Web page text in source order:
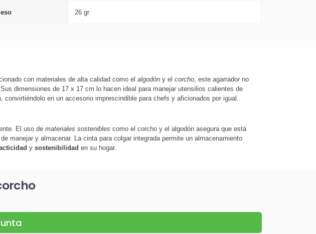
26 gr
con materiales de alta calidad como el algodóny el corcho, este agarrador no
dimensiones de 17 x 17 cm lo hacen ideal para manejar utensilios calientes de
en un accesorio imprescindible para chefs y aficionados por igual.
El uso de materiales sostenibles como el corcho y el algodón asegura que está
manejar y almacenar. La cinta para colgar integrada permite un almacenamiento
y sostenibilidad en su hogar.